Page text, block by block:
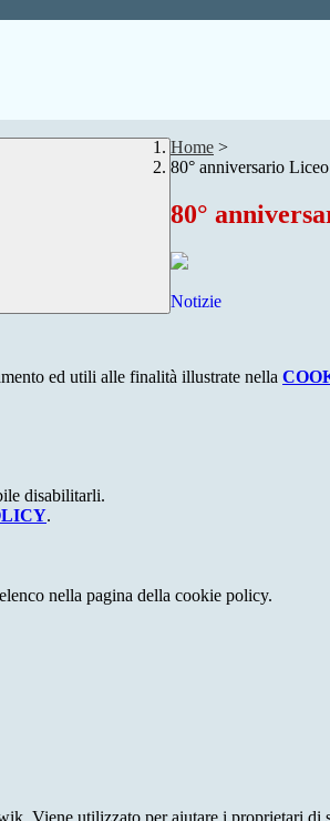
Home >
80° anniversario
80°
Notizie
ed utili alle finalità illustrate nella
disabilitarli.
.
nella pagina della cookie policy.